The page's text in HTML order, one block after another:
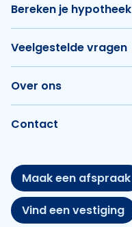
Bereken je hypotheek
Veelgestelde vragen
Over ons
Contact
Maak een afspraak
Vind een vestiging